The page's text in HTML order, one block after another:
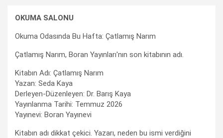
OKUMA SALONU
Okuma Odasında Bu Hafta: Çatlamış Narım
Çatlamış Narım, Boran Yayınları'nın son kitabının adı.
Kitabın Adı: Çatlamış Narım
Yazan: Seda Kaya
Derleyen-Düzenleyen: Dr. Barış Kaya
Yayınlanma Tarihi: Temmuz 2026
Yayınevi: Boran Yayınevi
Kitabın adı dikkat çekici. Yazarı, neden bu ismi verdiğini